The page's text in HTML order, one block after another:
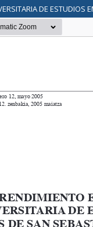
DE ESTUDIOS